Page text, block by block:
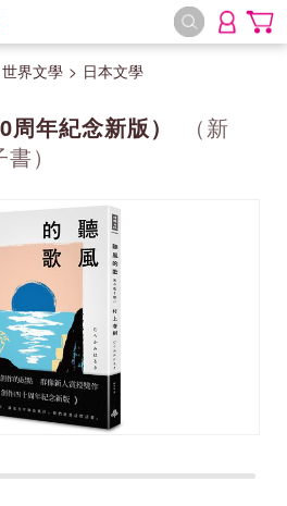
世界文學 > 日本文學
年紀念新版）
（新
）